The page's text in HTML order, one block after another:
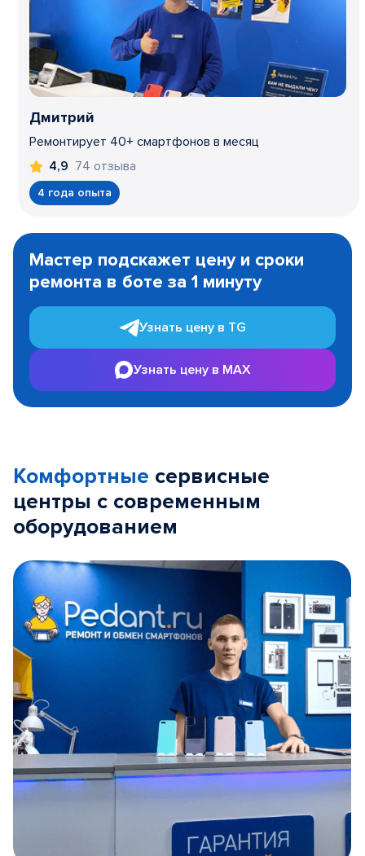
Дмитрий
Ремонтирует 40+ смартфонов в месяц
4,9 74 отзыва
4 года опыта
1
Мастер подскажет цену и сроки
ремонта в боте за 1 минуту
Узнать цену в TG
Узнать цену в MAX
Комфортные сервисные
центры с современным
оборудованием